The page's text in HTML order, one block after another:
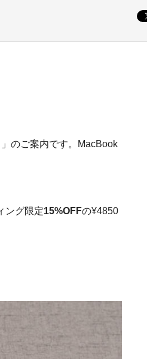
のご案内です。MacBook
ング限定15%OFFの¥4850